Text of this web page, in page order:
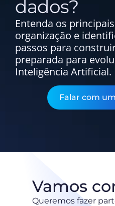
dados?
Entenda os
organização e
passos para
preparada para
Inteligência Artificial.
Falar com
Vamos
Queremos fazer